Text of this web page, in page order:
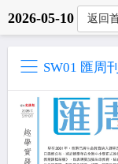
2026-05-10 返回
SW01 匯周刊